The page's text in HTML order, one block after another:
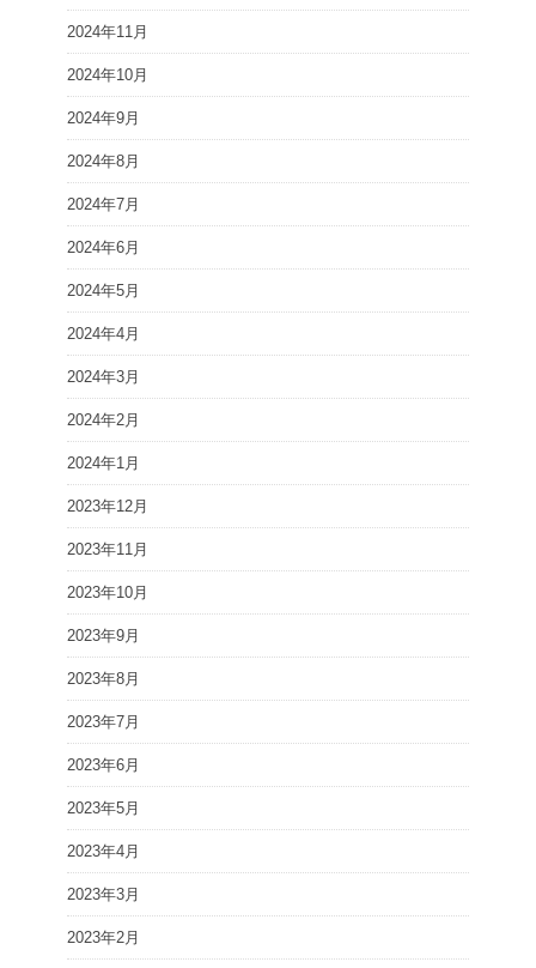
2024年11月
2024年10月
2024年9月
2024年8月
2024年7月
2024年6月
2024年5月
2024年4月
2024年3月
2024年2月
2024年1月
2023年12月
2023年11月
2023年10月
2023年9月
2023年8月
2023年7月
2023年6月
2023年5月
2023年4月
2023年3月
2023年2月